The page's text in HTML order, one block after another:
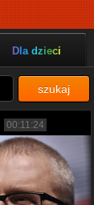
Dla dzieci
szukaj
00:11:24